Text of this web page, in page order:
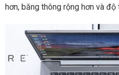
hơn, băng thông rộng hơn và độ